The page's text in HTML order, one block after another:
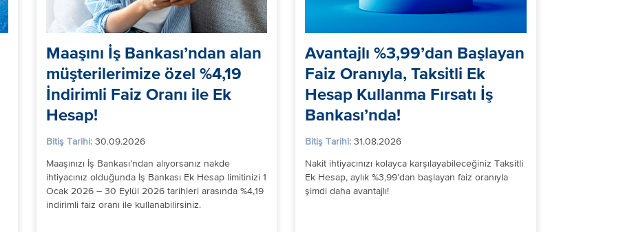
Maaşını İş Bankası’ndan alan
müşterilerimize özel %4,19
İndirimli Faiz Oranı ile Ek
Hesap!
Bitiş Tarihi: 30.09.2026
Maaşınızı İş Bankası’ndan alıyorsanız nakde
ihtiyacınız olduğunda İş Bankası Ek Hesap limitinizi 1
Ocak 2026 – 30 Eylül 2026 tarihleri arasında %4,19
indirimli faiz oranı ile kullanabilirsiniz.
Avantajlı %3,99’dan Başlayan
Faiz Oranıyla, Taksitli Ek
Hesap Kullanma Fırsatı İş
Bankası’nda!
Bitiş Tarihi:31.08.2026
Nakit ihtiyacınızı kolayca karşılayabileceğiniz Taksitli
Ek Hesap, aylık %3,99’dan başlayan faiz oranıyla
şimdi daha avantajlı!